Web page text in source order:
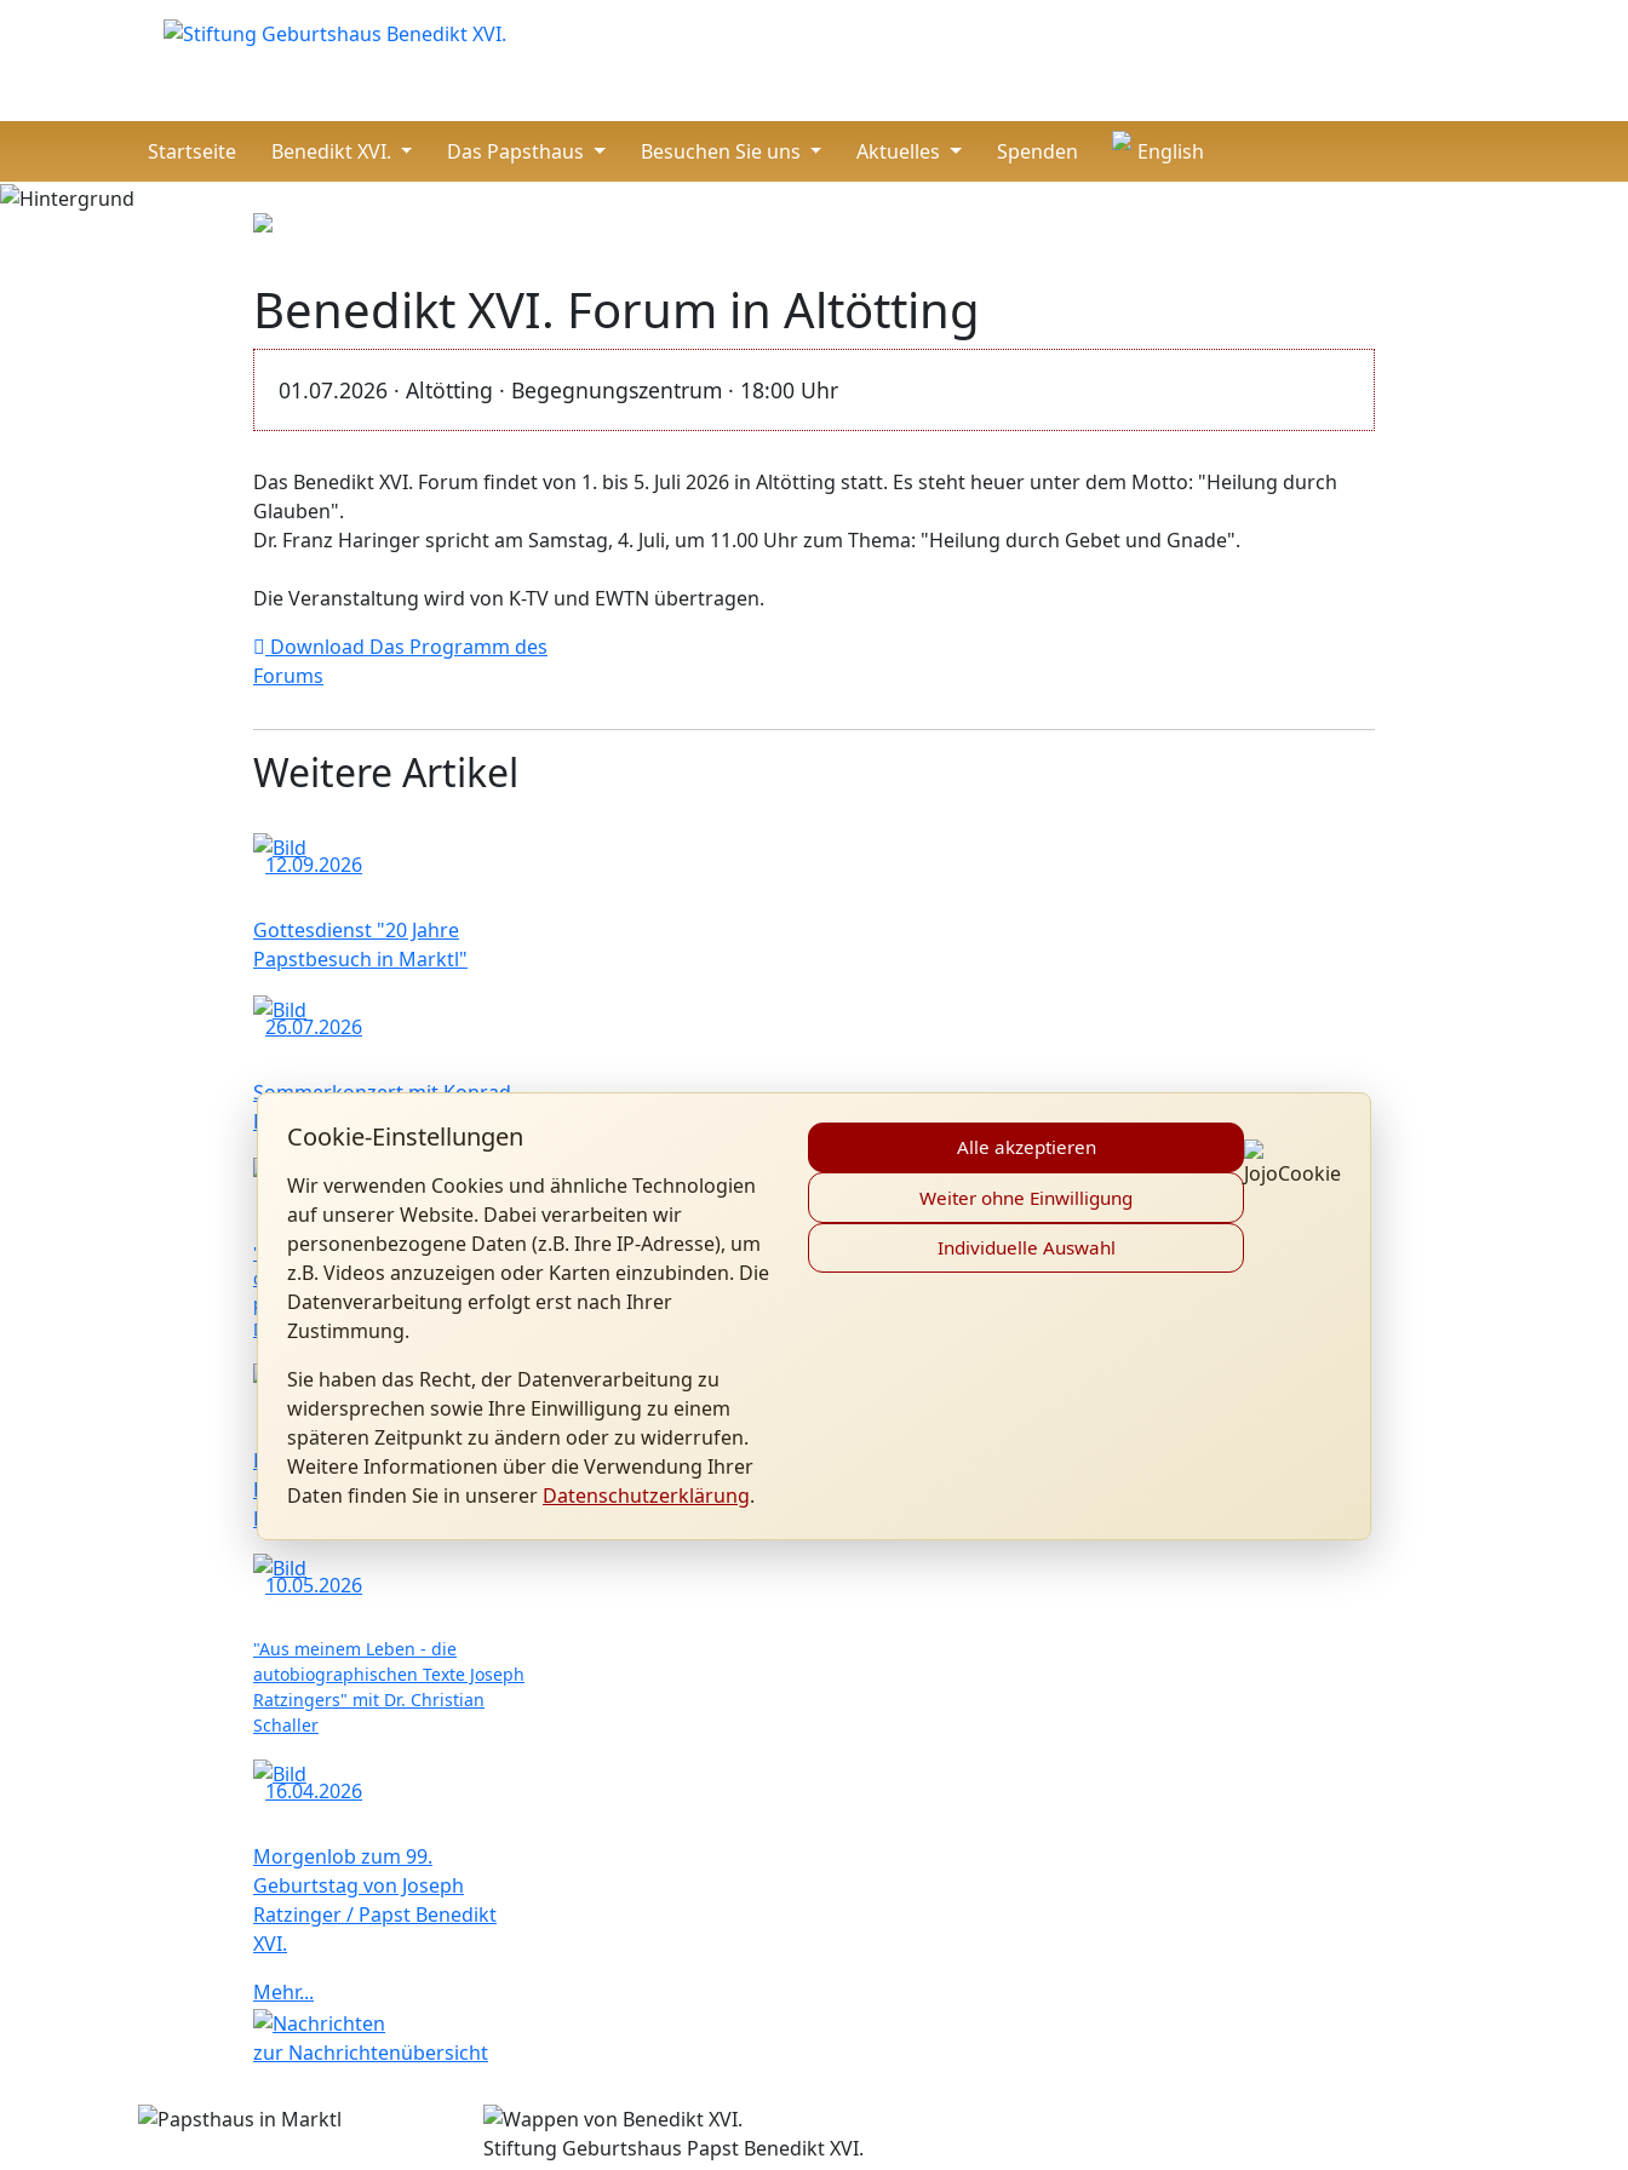
Startseite(current)
Benedikt XVI. Das Papsthaus Besuchen Sie uns Aktuelles Spenden English
Benedikt XVI. Forum in Altötting
01.07.2026 · Altötting · Begegnungszentrum · 18:00 Uhr
Das Benedikt XVI. Forum findet von 1. bis 5. Juli 2026 in Altötting statt. Es steht heuer unter dem Motto: "Heilung durch
Glauben".
Dr. Franz Haringer spricht am Samstag, 4. Juli, um 11.00 Uhr zum Thema: "Heilung durch Gebet und Gnade".
Die Veranstaltung wird von K-TV und EWTN übertragen.
Download Das Programm des
Forums
Weitere Artikel
12.09.2026
Gottesdienst "20 Jahre
Papstbesuch in Marktl"
26.07.2026
Sommerkonzert mit Konrad
Raischl und Band
28.06.2026
"Kardinal Ratzinger als Präfekt
der Glaubenskongregation:
persönliche Erinnerungen" mit P.
Dr. Hermann Geißler FSO
23.05.2026
Besuch von Msgr. Christoph
Huber, Generalpräses von
Kolping International
10.05.2026
"Aus meinem Leben - die
autobiographischen Texte Joseph
Ratzingers" mit Dr. Christian
Schaller
16.04.2026
Morgenlob zum 99.
Geburtstag von Joseph
Ratzinger / Papst Benedikt
XVI.
Mehr...
zur Nachrichtenübersicht
Stiftung Geburtshaus Papst Benedikt XVI.
Cookie-Einstellungen
Wir verwenden Cookies und ähnliche Technologien
auf unserer Website. Dabei verarbeiten wir
personenbezogene Daten (z.B. Ihre IP-Adresse), um
z.B. Videos anzuzeigen oder Karten einzubinden. Die
Datenverarbeitung erfolgt erst nach Ihrer
Zustimmung.
Sie haben das Recht, der Datenverarbeitung zu
widersprechen sowie Ihre Einwilligung zu einem
späteren Zeitpunkt zu ändern oder zu widerrufen.
Weitere Informationen über die Verwendung Ihrer
Daten finden Sie in unserer Datenschutzerklärung.
Alle akzeptieren
Weiter ohne Einwilligung
Individuelle Auswahl